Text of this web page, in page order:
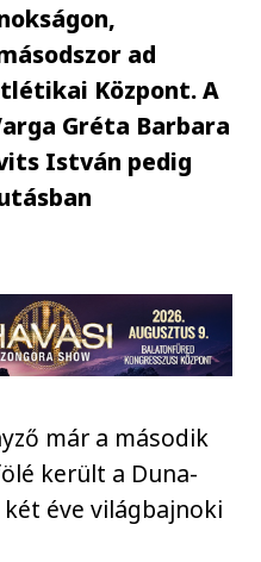
ad
Központ. A
Gréta Barbara
István pedig
már a második
került a Duna-
éve világbajnoki